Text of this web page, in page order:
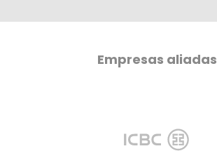
Empresas aliadas